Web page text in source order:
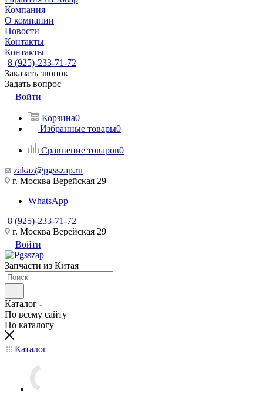
Компания
О компании
Новости
Контакты
Контакты
8 (925)-233-71-72
Заказать звонок
Задать вопрос
Войти
Корзина0
Избранные товары0
Сравнение товаров0
zakaz@pgsszap.ru
г. Москва Верейская 29
WhatsApp
8 (925)-233-71-72
г. Москва Верейская 29
Войти
Запчасти из Китая
Каталог
По всему сайту
По каталогу
Каталог